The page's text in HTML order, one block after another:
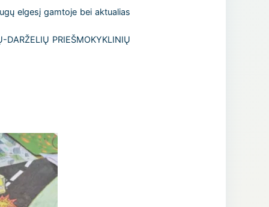
elgesį gamtoje bei aktualias
DARŽELIŲ PRIEŠMOKYKLINIŲ